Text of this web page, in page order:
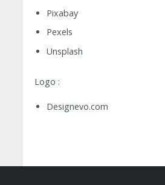
Pixabay
Pexels
Unsplash
Logo :
Designevo.com